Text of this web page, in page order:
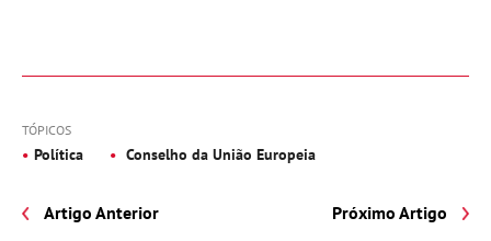
TÓPICOS
Política Conselho da União Europeia
Artigo Anterior Próximo Artigo